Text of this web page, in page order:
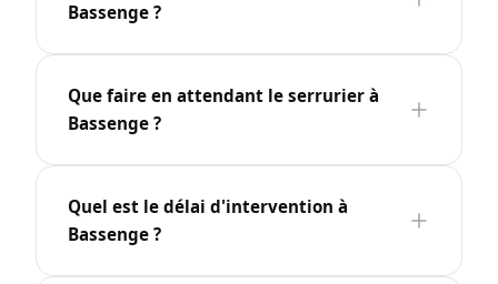
Bassenge ?
Que faire en attendant le serrurier à
Bassenge ?
Quel est le délai d'intervention à
Bassenge ?